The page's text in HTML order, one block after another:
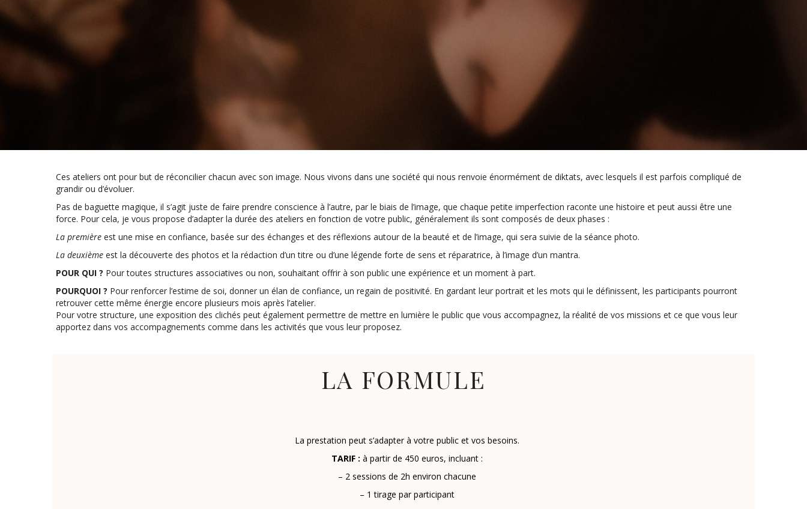
Ces ateliers ont pour but de réconcilier chacun avec son image. Nous vivons dans une société qui nous renvoie énormément de diktats, avec lesquels il est parfois compliqué de
grandir ou d’évoluer.
Pas de baguette magique, il s’agit juste de faire prendre conscience à l’autre, par le biais de l’image, que chaque petite imperfection raconte une histoire et peut aussi être une
force. Pour cela, je vous propose d’adapter la durée des ateliers en fonction de votre public, généralement ils sont composés de deux phases :
La première est une mise en confiance, basée sur des échanges et des réflexions autour de la beauté et de l’image, qui sera suivie de la séance photo.
La deuxième est la découverte des photos et la rédaction d’un titre ou d’une légende forte de sens et réparatrice, à l’image d’un mantra.
POUR QUI ? Pour toutes structures associatives ou non, souhaitant offrir à son public une expérience et un moment à part.
POURQUOI ? Pour renforcer l’estime de soi, donner un élan de confiance, un regain de positivité. En gardant leur portrait et les mots qui le définissent, les participants pourront
retrouver cette même énergie encore plusieurs mois après l’atelier.
Pour votre structure, une exposition des clichés peut également permettre de mettre en lumière le public que vous accompagnez, la réalité de vos missions et ce que vous leur
apportez dans vos accompagnements comme dans les activités que vous leur proposez.
LA FORMULE
La prestation peut s’adapter à votre public et vos besoins.
TARIF : à partir de 450 euros, incluant :
– 2 sessions de 2h environ chacune
– 1 tirage par participant